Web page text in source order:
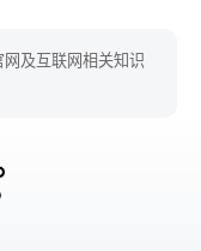
及互联网相关知识